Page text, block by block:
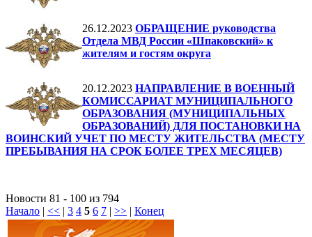
26.12.2023 ОБРАЩЕНИЕ руководства
Отдела МВД России «Шпаковский» к
жителям и гостям округа
20.12.2023 НАПРАВЛЕНИЕ В ВОЕННЫЙ
КОМИССАРИАТ МУНИЦИПАЛЬНОГО
ОБРАЗОВАНИЯ (МУНИЦИПАЛЬНЫХ
ОБРАЗОВАНИЙ) ДЛЯ ПОСТАНОВКИ НА
ВОИНСКИЙ УЧЕТ ПО МЕСТУ ЖИТЕЛЬСТВА (МЕСТУ
ПРЕБЫВАНИЯ НА СРОК БОЛЕЕ ТРЕХ МЕСЯЦЕВ)
Новости 81 - 100 из 794
Начало | << | 3 4 5 6 7 | >> | Конец